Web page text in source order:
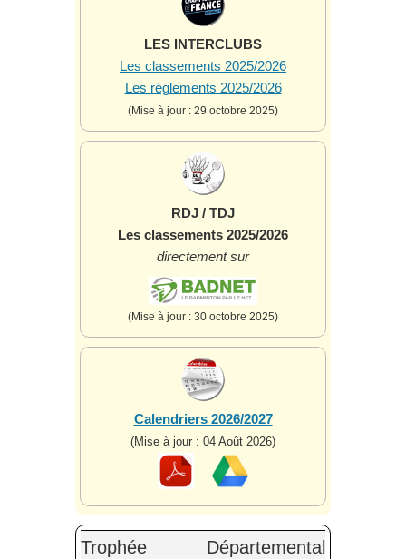
LES INTERCLUBS
Les classements 2025/2026
Les réglements 2025/2026
(Mise à jour : 29 octobre 2025)
RDJ / TDJ
Les classements 2025/2026
directement sur
(Mise à jour : 30 octobre 2025)
Calendriers 2026/2027
(Mise à jour : 04 Août 2026)
Trophée Départemental